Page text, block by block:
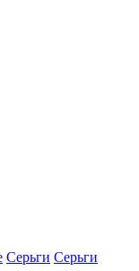
Серьги Серьги